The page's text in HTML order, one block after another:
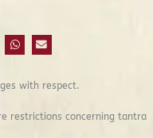
with respect.
restrictions concerning tantra